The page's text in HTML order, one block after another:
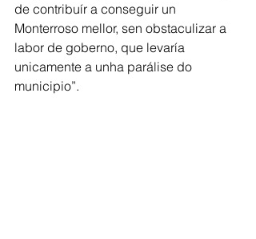
de contribuír a conseguir un
Monterroso mellor, sen obstaculizar a
labor de goberno, que levaría
unicamente a unha parálise do
municipio”.